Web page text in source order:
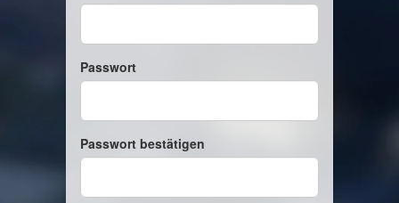
Passwort
Passwort bestätigen